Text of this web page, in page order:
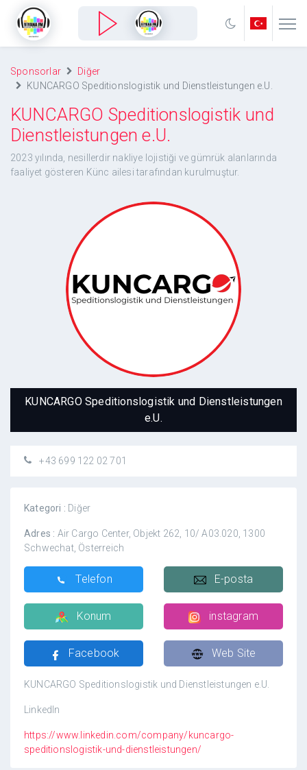
Sponsorlar
Diğer
KUNCARGO Speditionslogistik und Dienstleistungen e.U.
KUNCARGO Speditionslogistik und
Dienstleistungen e.U.
2023 yılında, nesillerdir nakliye lojistiği ve gümrük alanlarında
faaliyet gösteren Künc ailesi tarafından kurulmuştur.
KUNCARGO Speditionslogistik und
Dienstleistungen e.U.
KUNCARGO Speditionslogistik und Dienstleistungen
e.U.
+43 699 122 02 701
Kategori : Diğer
Adres : Air Cargo Center, Objekt 262, 10/ A03.020, 1300
Schwechat, Österreich
Telefon E-posta
Konum instagram
Facebook Web Site
KUNCARGO Speditionslogistik und Dienstleistungen e.U.
LinkedIn
https://www.linkedin.com/company/kuncargo-
speditionslogistik-und-dienstleistungen/